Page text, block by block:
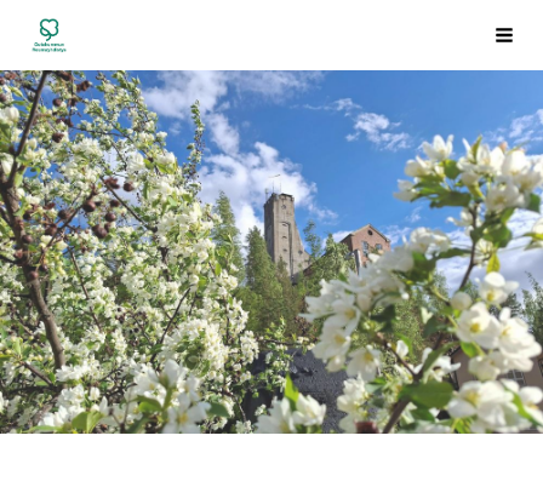
Siirry
sivun
sisältöön
Outokummun Reumayhdistys ry